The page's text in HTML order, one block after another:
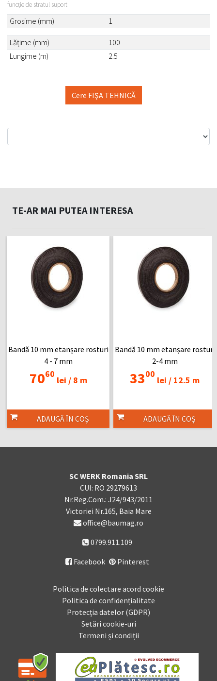
funcție de stratul suport
Grosime (mm) 1
Lățime (mm)
100
Lungime (m)
2.5
Cere FIŞA TEHNICĂ
TE-AR MAI PUTEA INTERESA
Bandă 10 mm etanșare rosturi
4 - 7 mm
7060
lei /8 m
ADAUGĂ ÎN COȘ
Bandă 10 mm etanșare rosturi
2-4 mm
3300
lei / 12.5 m
ADAUGĂ ÎN COȘ
SC WERK Romania SRL
CUI: RO 29279613
Nr.Reg.Com.: J24/943/2011
Victoriei Nr.165, Baia Mare
office@baumag.ro
0799.911.109
 Facebook Pinterest
Politica de colectare acord cookie
Politica de confidențialitate
Protecția datelor (GDPR)
Setări cookie-uri
Termeni și condiții